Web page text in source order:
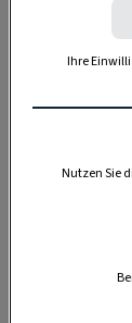
kamen
war, gab’s
Ausreden
Und so
gelernt:
einzige
unbedingt
ihren
Ihre
Nutzen Sie